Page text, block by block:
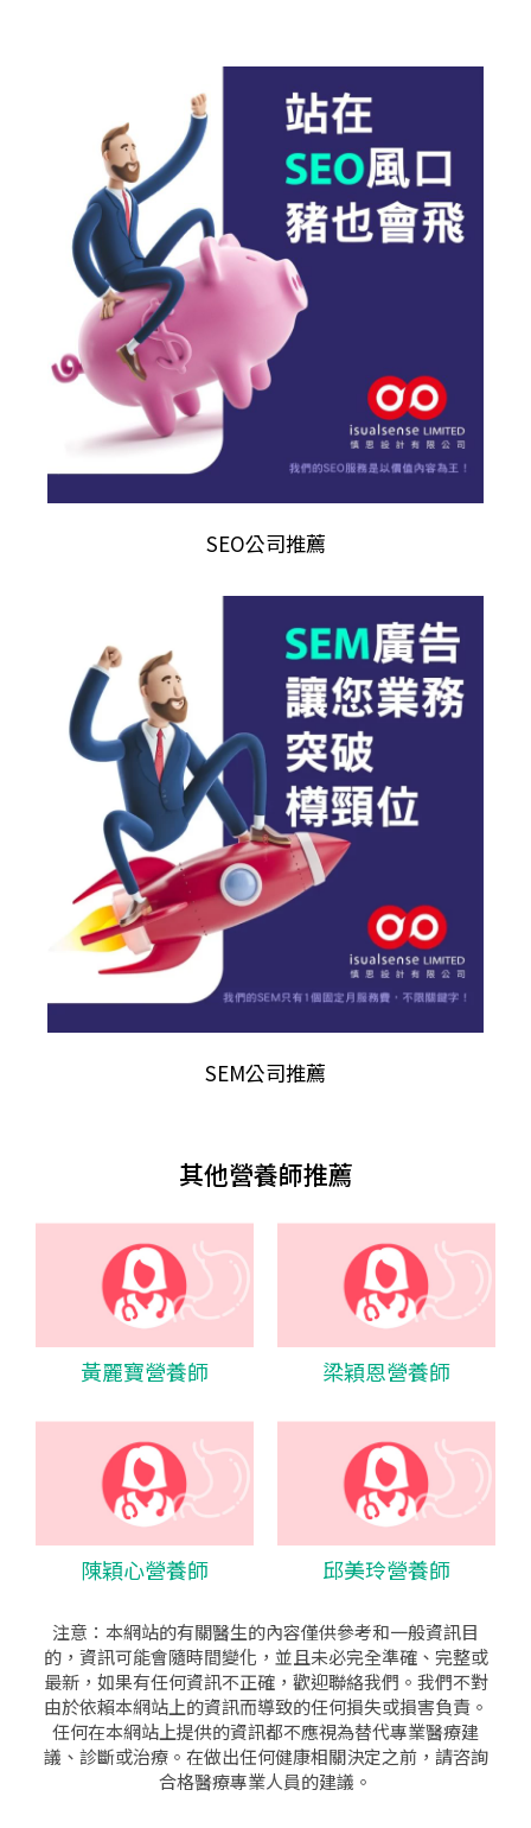
SEO公司推薦
SEM公司推薦
其他營養師推薦
黃麗寶營養師 梁穎恩營養師
陳穎心營養師 邱美玲營養師
注意：本網站的有關醫生的內容僅供參考和一般資訊目
的，資訊可能會隨時間變化，並且未必完全準確、完整或
最新，如果有任何資訊不正確，歡迎聯絡我們。我們不對
由於依賴本網站上的資訊而導致的任何損失或損害負責。
任何在本網站上提供的資訊都不應視為替代專業醫療建
議、診斷或治療。在做出任何健康相關決定之前，請咨詢
合格醫療專業人員的建議。